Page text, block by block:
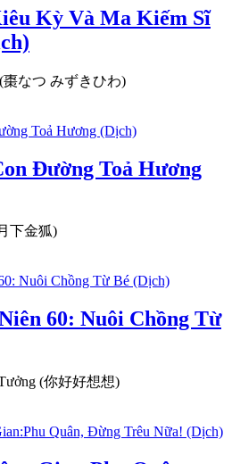
Kỳ Và Ma Kiếm Sĩ
棗なつ みずきひわ)
Đường Toả Hương
下金狐)
60: Nuôi Chồng Từ
(你好好想想)